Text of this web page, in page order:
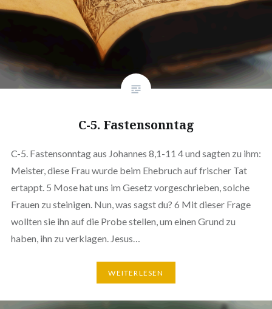
C-5. Fastensonntag
C-5. Fastensonntag aus Johannes 8,1-11 4 und sagten zu ihm:
Meister, diese Frau wurde beim Ehebruch auf frischer Tat
ertappt. 5 Mose hat uns im Gesetz vorgeschrieben, solche
Frauen zu steinigen. Nun, was sagst du? 6 Mit dieser Frage
wollten sie ihn auf die Probe stellen, um einen Grund zu
haben, ihn zu verklagen. Jesus…
WEITERLESEN